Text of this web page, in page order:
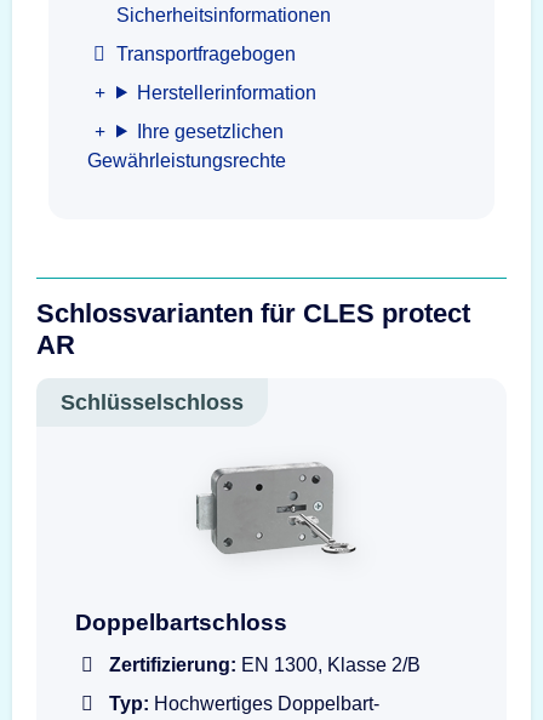
Sicherheitsinformationen
Transportfragebogen
Herstellerinformation
Ihre gesetzlichen
Gewährleistungsrechte
Schlossvarianten für CLES protect
AR
Schlüsselschloss
Doppelbartschloss mit Schlüssel
Doppelbartschloss
Zertifizierung: EN 1300, Klasse 2/B
Typ: Hochwertiges Doppelbart-